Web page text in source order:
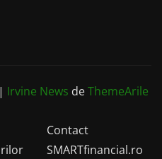
| Irvine News deThemeArile
Contact
SMARTfinancial.ro